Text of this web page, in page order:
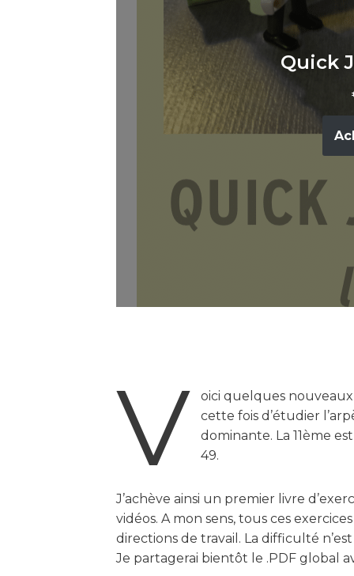
Quick
V
oici quelques nouveaux
cette fois d’étudier
dominante. La 11ème
49.
J’achève ainsi un premier livre
vidéos. A mon sens, tous ces
directions de travail. La difficulté
Je partagerai bientôt le .PDF global